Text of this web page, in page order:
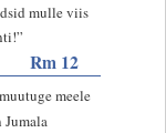
mulle viis
Rm 12
meele